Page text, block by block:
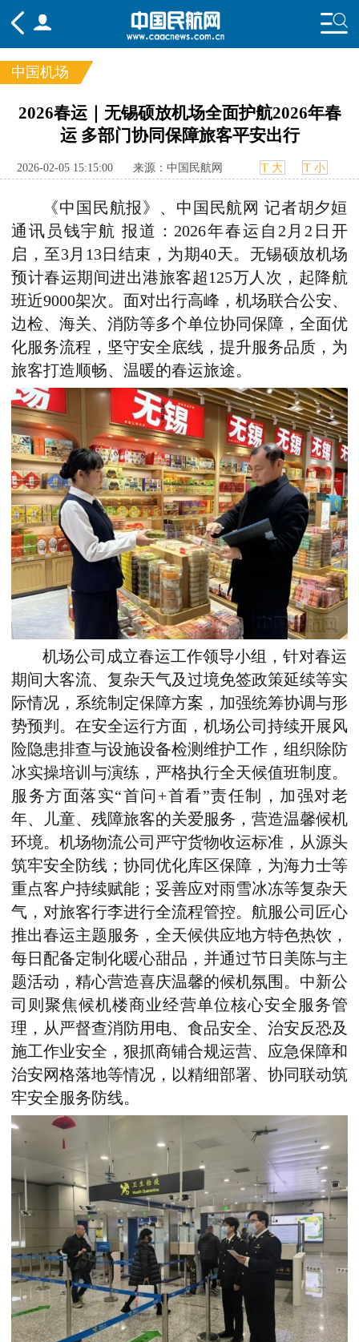
频道
要闻 国内 国际
航图 智库 专题 舆情
中国机场
2026春运｜无锡硕放机场全面护航2026年春
运 多部门协同保障旅客平安出行
2026-02-05 15:15:00 来源：中国民航网 T 大 T 小
《中国民航报》、中国民航网 记者胡夕姮
通讯员钱宇航 报道：2026年春运自2月2日开
启，至3月13日结束，为期40天。无锡硕放机场
预计春运期间进出港旅客超125万人次，起降航
班近9000架次。面对出行高峰，机场联合公安、
边检、海关、消防等多个单位协同保障，全面优
化服务流程，坚守安全底线，提升服务品质，为
旅客打造顺畅、温暖的春运旅途。
机场公司成立春运工作领导小组，针对春运
期间大客流、复杂天气及过境免签政策延续等实
际情况， 系统制定保障方案 ， 加强统筹协调与形
势预判 。 在安全运行方面， 机场公司持续开展风
险隐患排查与设施设备检测维护工作 ，组织除防
冰实操培训与演练，严格执行全天候值班制度。
服务方面落实“首问+首看”责任制，加强对老
年、儿童、残障旅客的关爱服务，营造温馨候机
环境。机场物流公司严守货物收运标准，从源头
筑牢安全防线；协同优化库区保障，为海力士等
重点客户持续赋能 ； 妥善应对雨雪冰冻等复杂天
气 ， 对旅客行李进行全流程管控。 航服公司 匠心
推出春运主题服务，全天候供应地方特色热饮 ，
每日配备定制化暖心甜品 ，并通过节日美陈与主
题活动，精心营造喜庆温馨的候机氛围 。中新公
司则聚焦候机楼商业经营单位核心安全服务管
理，从严督查消防用电、食品安全、治安反恐及
施工作业安全，狠抓商铺合规运营、应急保障和
治安网格落地等情况， 以精细部署、协同联动筑
牢安全服务防线。